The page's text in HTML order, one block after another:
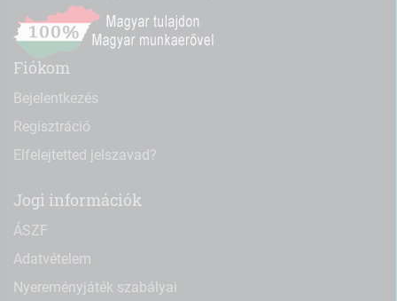
Fiókom
Bejelentkezés
Regisztráció
Elfelejtetted jelszavad?
Jogi információk
ÁSZF
Adatvételem
Nyereményjáték szabályai